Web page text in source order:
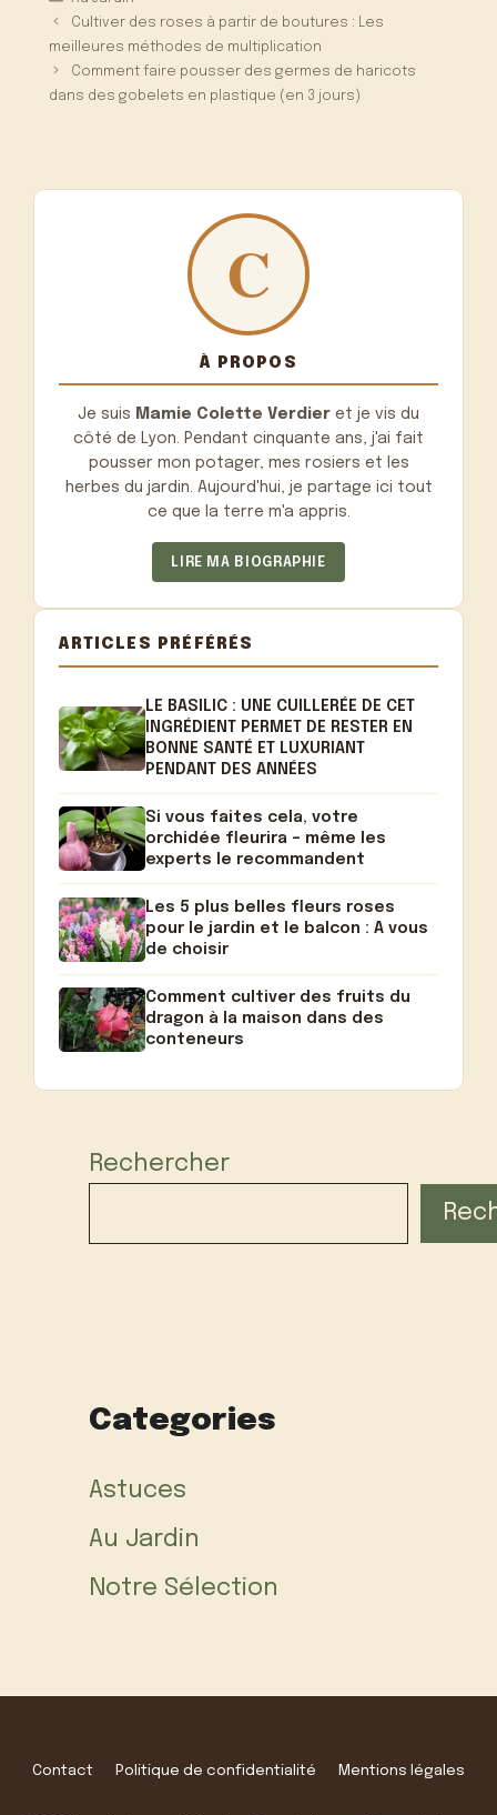
Cultiver des roses à partir de boutures : Les
meilleures méthodes de multiplication
Comment faire pousser des germes de haricots
dans des gobelets en plastique (en 3 jours)
À PROPOS
Je suis Mamie Colette Verdier et je vis du
côté de Lyon. Pendant cinquante ans, j'ai fait
pousser mon potager, mes rosiers et les
herbes du jardin. Aujourd'hui, je partage ici tout
ce que la terre m'a appris.
LIRE MA BIOGRAPHIE
ARTICLES PRÉFÉRÉS
LE BASILIC : UNE CUILLERÉE DE CET
INGRÉDIENT PERMET DE RESTER EN
BONNE SANTÉ ET LUXURIANT
PENDANT DES ANNÉES
Si vous faites cela, votre
orchidée fleurira – même les
experts le recommandent
Les 5 plus belles fleurs roses
pour le jardin et le balcon : A vous
de choisir
Comment cultiver des fruits du
dragon à la maison dans des
conteneurs
Rechercher
Categories
Astuces
Au Jardin
Notre Sélection
Contact Politique de confidentialité Mentions légales